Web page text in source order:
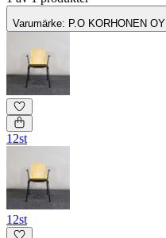
Varumärke: P.O KORHONEN OY
12st
12st